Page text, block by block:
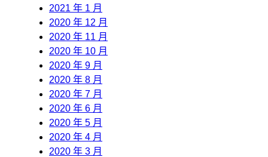
2021 年 1 月
2020 年 12 月
2020 年 11 月
2020 年 10 月
2020 年 9 月
2020 年 8 月
2020 年 7 月
2020 年 6 月
2020 年 5 月
2020 年 4 月
2020 年 3 月